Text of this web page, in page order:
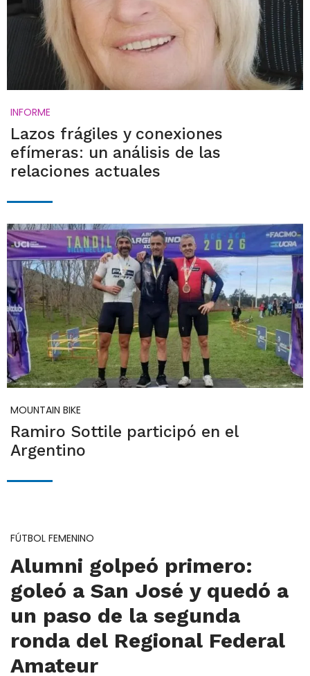
INFORME
Lazos frágiles y conexiones
efímeras: un análisis de las
relaciones actuales
MOUNTAIN BIKE
Ramiro Sottile participó en el
Argentino
FÚTBOL FEMENINO
Alumni golpeó primero:
goleó a San José y quedó a
un paso de la segunda
ronda del Regional Federal
Amateur